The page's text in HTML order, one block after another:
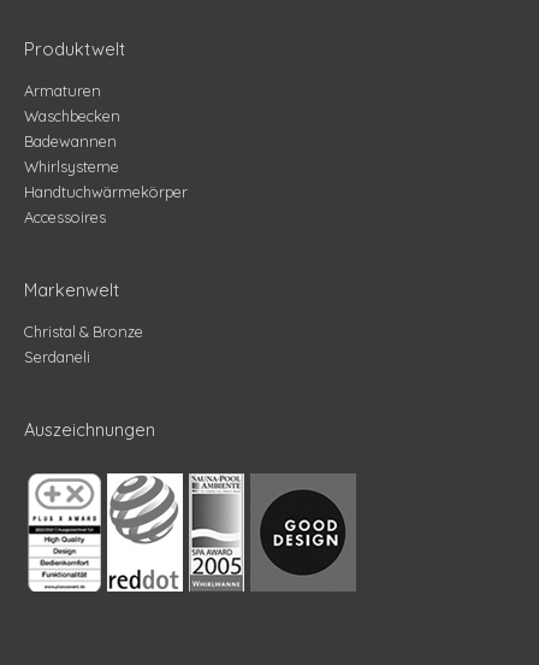
Produktwelt
Armaturen
Waschbecken
Badewannen
Whirlsysteme
Handtuchwärmekörper
Accessoires
Markenwelt
Christal & Bronze
Serdaneli
Auszeichnungen